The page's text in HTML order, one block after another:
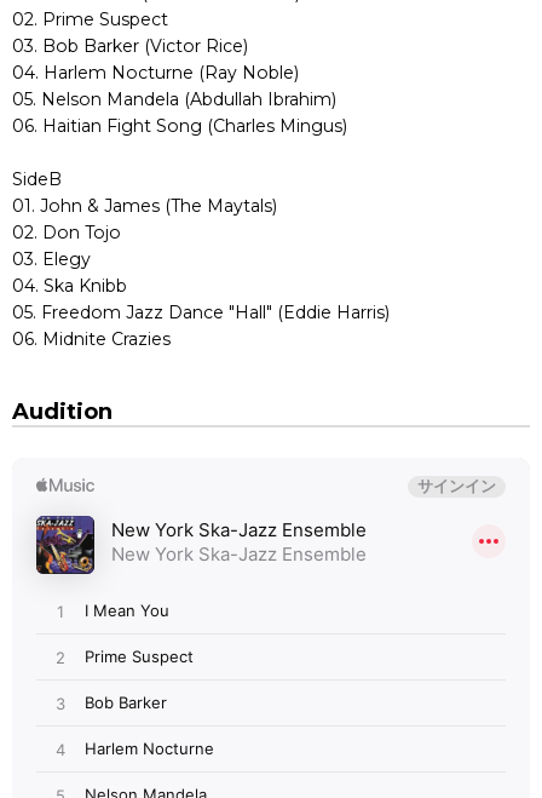
02. Prime Suspect
03. Bob Barker (Victor Rice)
04. Harlem Nocturne (Ray Noble)
05. Nelson Mandela (Abdullah Ibrahim)
06. Haitian Fight Song (Charles Mingus)
SideB
01. John & James (The Maytals)
02. Don Tojo
03. Elegy
04. Ska Knibb
05. Freedom Jazz Dance "Hall" (Eddie Harris)
06. Midnite Crazies
Audition